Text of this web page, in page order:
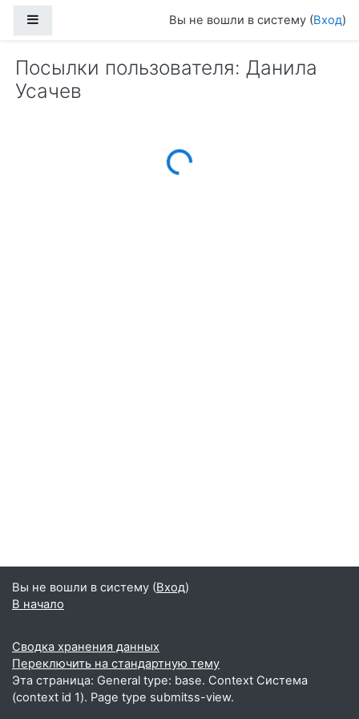
Вы не вошли в систему (Вход)
Посылки пользователя: Данила
Усачев
Loading...
Вы не вошли в систему (Вход)
В начало
Сводка хранения данных
Переключить на стандартную тему
Эта страница: General type: base. Context Система
(context id 1). Page type submitss-view.